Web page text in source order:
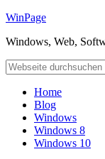
WinPage
Windows, Web,
Home
Blog
Windows
Windows 8
Windows 10